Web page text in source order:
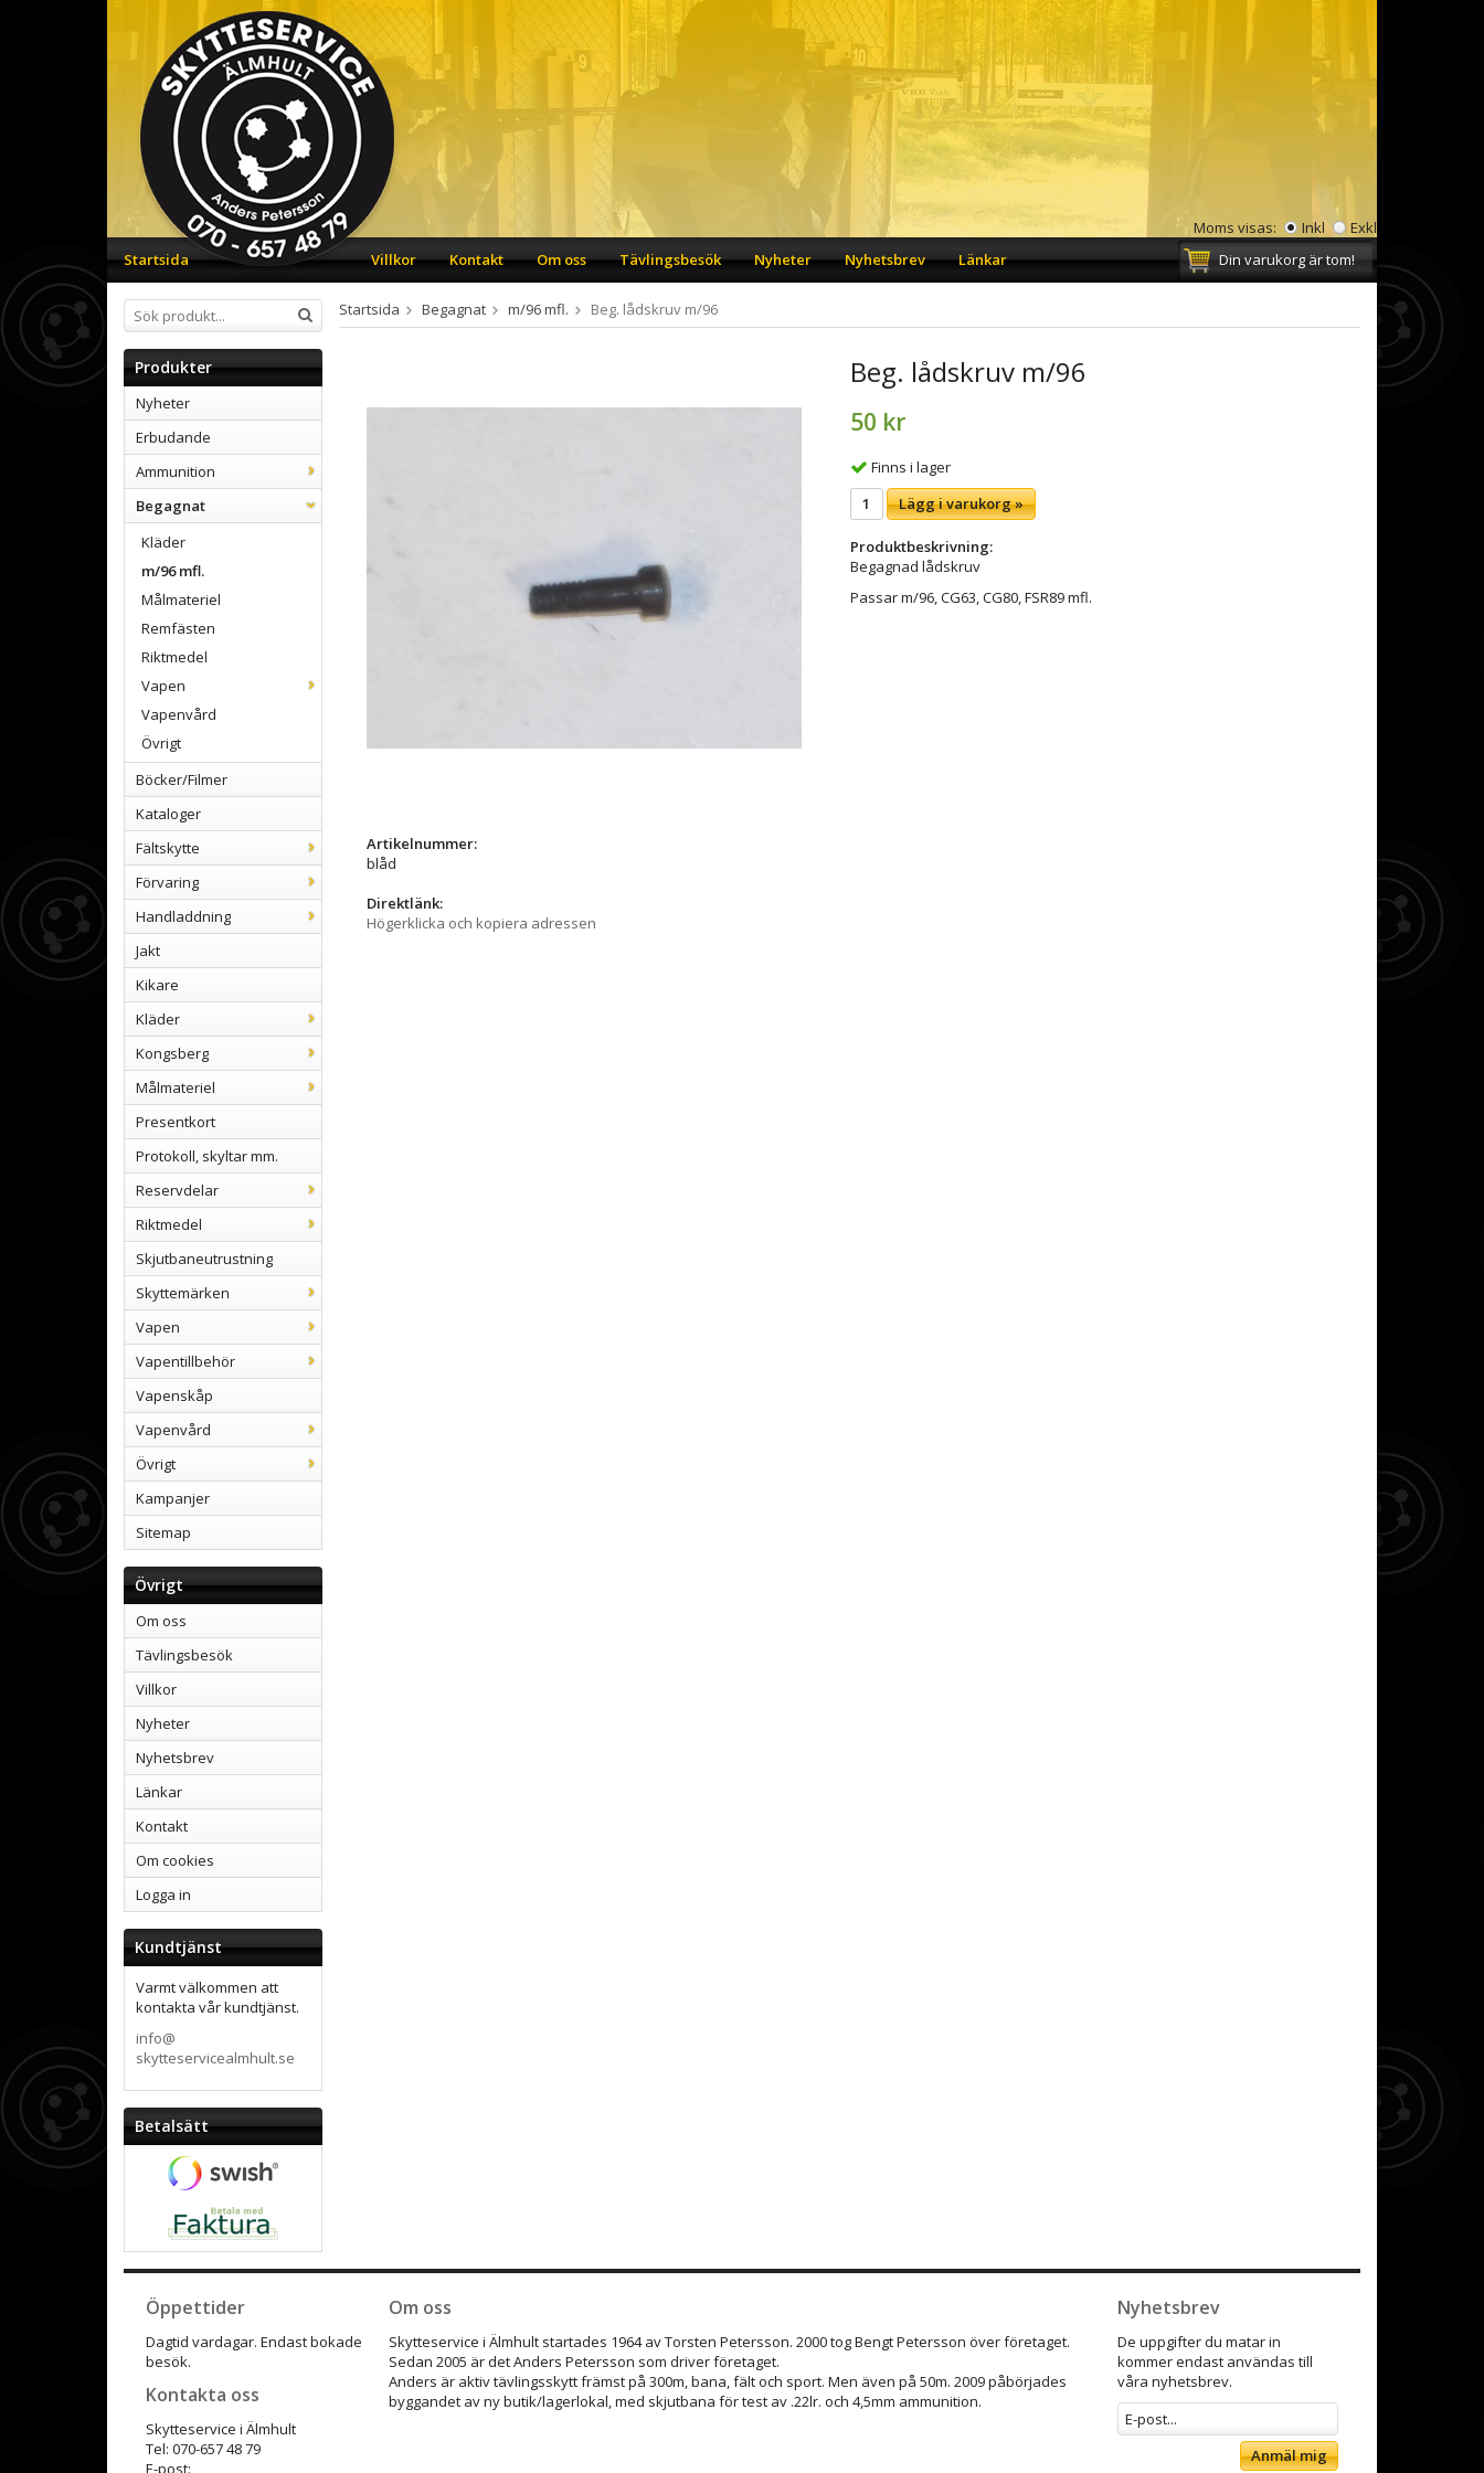
Moms visas: Inkl
Exkl
Startsida
Villkor Kontakt Om oss Tävlingsbesök Nyheter Nyhetsbrev Länkar Din varukorg är tom!
Produkter
Nyheter
Erbudande
Ammunition
Begagnat
Kläder
m/96 mfl.
Målmateriel
Remfästen
Riktmedel
Vapen
Vapenvård
Övrigt
Böcker/Filmer
Kataloger
Fältskytte
Förvaring
Handladdning
Jakt
Kikare
Kläder
Kongsberg
Målmateriel
Presentkort
Protokoll, skyltar mm.
Reservdelar
Riktmedel
Skjutbaneutrustning
Skyttemärken
Vapen
Vapentillbehör
Vapenskåp
Vapenvård
Övrigt
Kampanjer
Sitemap
Övrigt
Om oss
Tävlingsbesök
Villkor
Nyheter
Nyhetsbrev
Länkar
Kontakt
Om cookies
Logga in
Kundtjänst
Varmt välkommen att
kontakta vår kundtjänst.
info@
skytteservicealmhult.se
Betalsätt
Startsida Begagnat m/96 mfl. Beg. lådskruv m/96
Beg. lådskruv m/96
50 kr
Finns i lager
Lägg i varukorg »
Produktbeskrivning:
Begagnad lådskruv
Passar m/96, CG63, CG80, FSR89 mfl.
Artikelnummer:
blåd
Direktlänk:
Högerklicka och kopiera adressen
Öppettider
Dagtid vardagar. Endast bokade
besök.
Kontakta oss
Skytteservice i Älmhult
Tel: 070-657 48 79
E-post:
Nyhetsbrev
De uppgifter du matar in
kommer endast användas till
våra nyhetsbrev.
Anmäl mig
Om oss
Skytteservice i Älmhult startades 1964 av Torsten Petersson. 2000 tog Bengt Petersson över företaget.
Sedan 2005 är det Anders Petersson som driver företaget.
Anders är aktiv tävlingsskytt främst på 300m, bana, fält och sport. Men även på 50m. 2009 påbörjades
byggandet av ny butik/lagerlokal, med skjutbana för test av .22lr. och 4,5mm ammunition.